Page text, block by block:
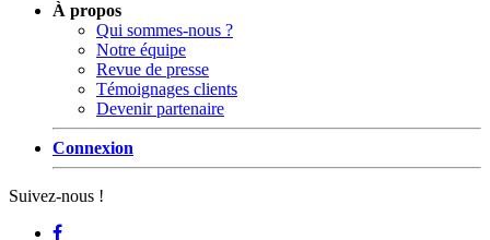
À propos
Qui sommes-nous ?
Notre équipe
Revue de presse
Témoignages clients
Devenir partenaire
Connexion
Suivez-nous !